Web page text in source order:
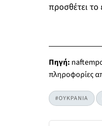
προσθέτει
Πηγή:
πληροφορίες
#ΟΥΚΡΑΝΙΑ